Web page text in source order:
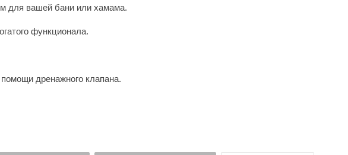
для вашей бани или хамама.
функционала.
дренажного клапана.